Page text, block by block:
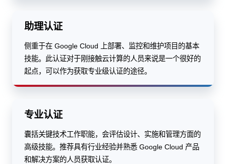
助理认证
侧重于在 Google Cloud 上部署、监控和维护项目的基本
技能。此认证对于刚接触云计算的人员来说是一个很好的
起点，可以作为获取专业级认证的途径。
专业认证
囊括关键技术工作职能，会评估设计、实施和管理方面的
高级技能。推荐具有行业经验并熟悉 Google Cloud 产品
和解决方案的人员获取认证。